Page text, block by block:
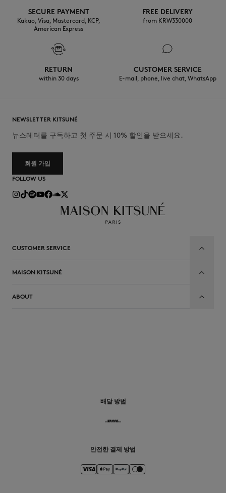
SECURE PAYMENT
Kakao, Visa, Mastercard, KCP,
American Express
FREE DELIVERY
from KRW330000
RETURN
within 30 days
CUSTOMER SERVICE
E-mail, phone, live chat, WhatsApp
NEWSLETTER KITSUNÉ
뉴스레터를 구독하고 첫 주문 시 10% 할인을 받으세요.
회원 가입
FOLLOW US
CUSTOMER SERVICE
MAISON KITSUNÉ
ABOUT
배달 방법
안전한 결제 방법